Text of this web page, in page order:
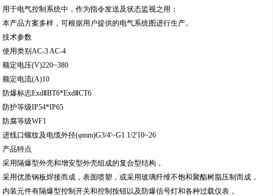
用于电气控制系统中，作为指令发送及状态监视之用；
本产品方案多样，可根据用户提供的电气系统图进行生产。
技术参数
使用类别AC-3 AC-4
额定电压(V)220~380
额定电流(A)10
防爆标志ExdⅡBT6*ExdⅡCT6
防护等级IP54*IP65
防腐等级WF1
进线口螺纹及电缆外径(φmm)G3/4'~G1 1/2'10~26
产品特点
采用隔爆型外壳和增安型外壳组成的复合型结构，
采用优质钢板焊接而成，表面喷塑，或采用玻璃纤维不饱和聚酯树脂压制而成，
内装元件有隔爆型控制开关和控制按钮以及防爆信号灯和各种过载仪表，